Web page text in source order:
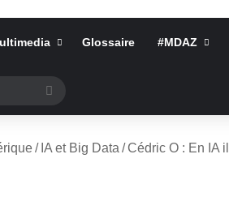
Glossaire #MDAZ
/ IA et Big Data /Cédric O : En IA